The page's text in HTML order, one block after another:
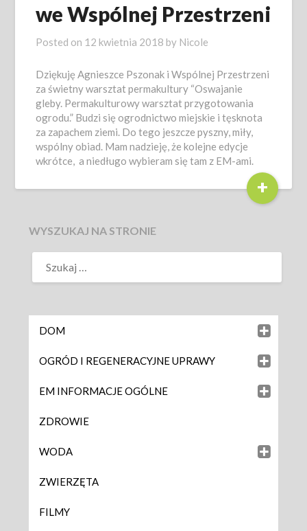
we Wspólnej Przestrzeni
Posted on 12 kwietnia 2018 by Nicole
Dziękuję Agnieszce Pszonak i Wspólnej Przestrzeni
za świetny warsztat permakultury “Oswajanie
gleby. Permakulturowy warsztat przygotowania
ogrodu.” Budzi się ogrodnictwo miejskie i tęsknota
za zapachem ziemi. Do tego jeszcze pyszny, miły,
wspólny obiad. Mam nadzieję, że kolejne edycje
wkrótce, a niedługo wybieram się tam z EM-ami.
+
WYSZUKAJ NA STRONIE
DOM
OGRÓD I REGENERACYJNE UPRAWY
EM INFORMACJE OGÓLNE
ZDROWIE
WODA
ZWIERZĘTA
FILMY